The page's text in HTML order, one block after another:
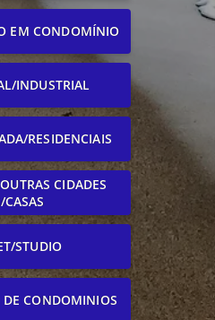
EM CONDOMÍNIO
INDUSTRIAL
RESIDENCIAIS
CIDADES
CASAS
STUDIO
CONDOMINIOS